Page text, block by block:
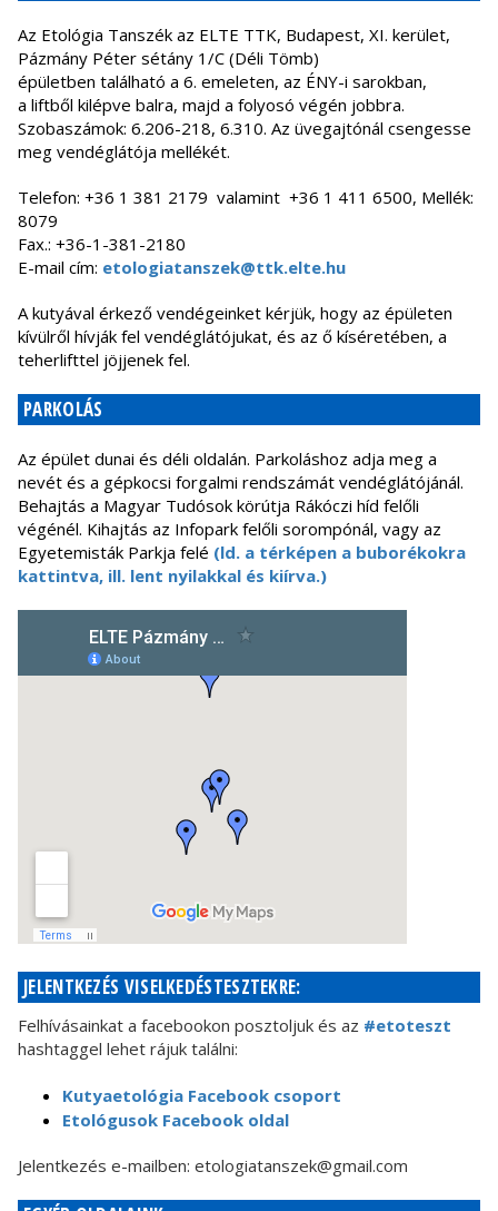
Az Etológia Tanszék az ELTE TTK, Budapest, XI. kerület,
Pázmány Péter sétány 1/C (Déli Tömb)
épületben található a 6. emeleten, az ÉNY-i sarokban,
a liftből kilépve balra, majd a folyosó végén jobbra.
Szobaszámok: 6.206-218, 6.310. Az üvegajtónál csengesse
meg vendéglátója mellékét.
Telefon: +36 1 381 2179 valamint +36 1 411 6500, Mellék:
8079
Fax.: +36-1-381-2180
E-mail cím: etologiatanszek@ttk.elte.hu
A kutyával érkező vendégeinket kérjük, hogy az épületen
kívülről hívják fel vendéglátójukat, és az ő kíséretében, a
teherlifttel jöjjenek fel.
PARKOLÁS
Az épület dunai és déli oldalán. Parkoláshoz adja meg a
nevét és a gépkocsi forgalmi rendszámát vendéglátójánál.
Behajtás a Magyar Tudósok körútja Rákóczi híd felőli
végénél. Kihajtás az Infopark felőli sorompónál, vagy az
Egyetemisták Parkja felé (ld. a térképen a buborékokra
kattintva, ill. lent nyilakkal és kiírva.)
JELENTKEZÉS VISELKEDÉSTESZTEKRE:
Felhívásainkat a facebookon posztoljuk és az #etoteszt
hashtaggel lehet rájuk találni:
Kutyaetológia Facebook csoport
Etológusok Facebook oldal
Jelentkezés e-mailben: etologiatanszek@gmail.com